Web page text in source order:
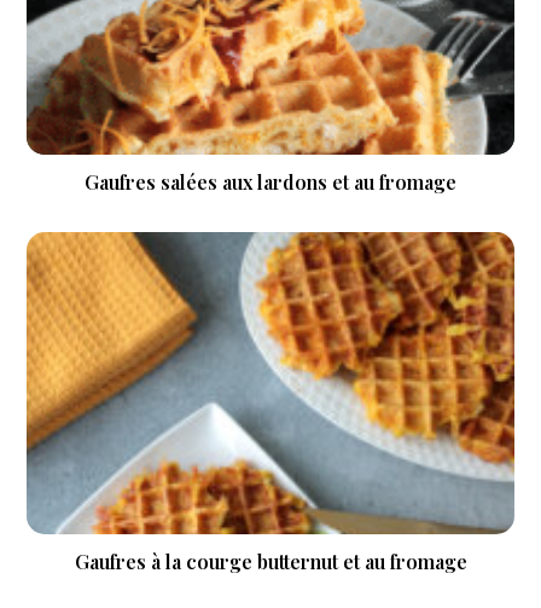
Gaufres salées aux lardons et au fromage
Gaufres à la courge butternut et au fromage